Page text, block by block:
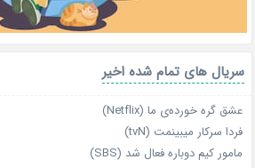
سریال های تمام شده اخیر
عشق گره خورده‌ی ما (Netflix)
فردا سرکار میبینمت (tvN)
مامور کیم دوباره فعال شد (SBS)